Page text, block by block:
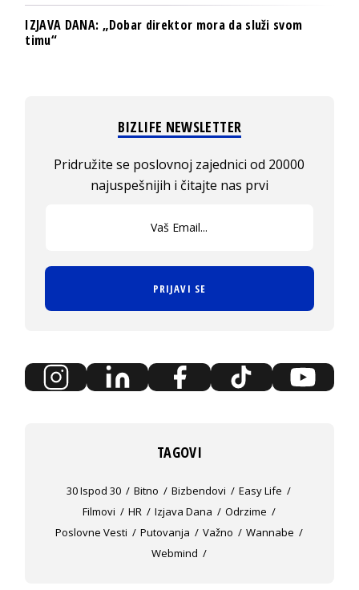
IZJAVA DANA: „Dobar direktor mora da služi svom
timu“
BIZLIFE NEWSLETTER
Pridružite se poslovnoj zajednici od 20000
najuspešnijih i čitajte nas prvi
PRIJAVI SE
TAGOVI
30 Ispod 30 Bitno Bizbendovi
Easy Life
Filmovi
HR Izjava Dana
Odrzime
Poslovne Vesti
Putovanja Važno
Wannabe
Webmind